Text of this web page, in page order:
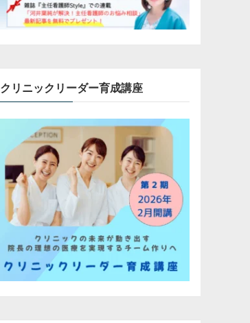
クリニックリーダー育成講座